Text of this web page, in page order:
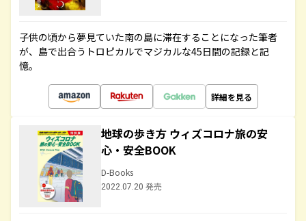
子供の頃から夢見ていた南の島に滞在することになった筆者
が、島で出合うトロピカルでマジカルな45日間の記録と記
憶。
詳細を見る
地球の歩き方 ウィズコロナ旅の安
心・安全BOOK
D-Books
2022.07.20 発売